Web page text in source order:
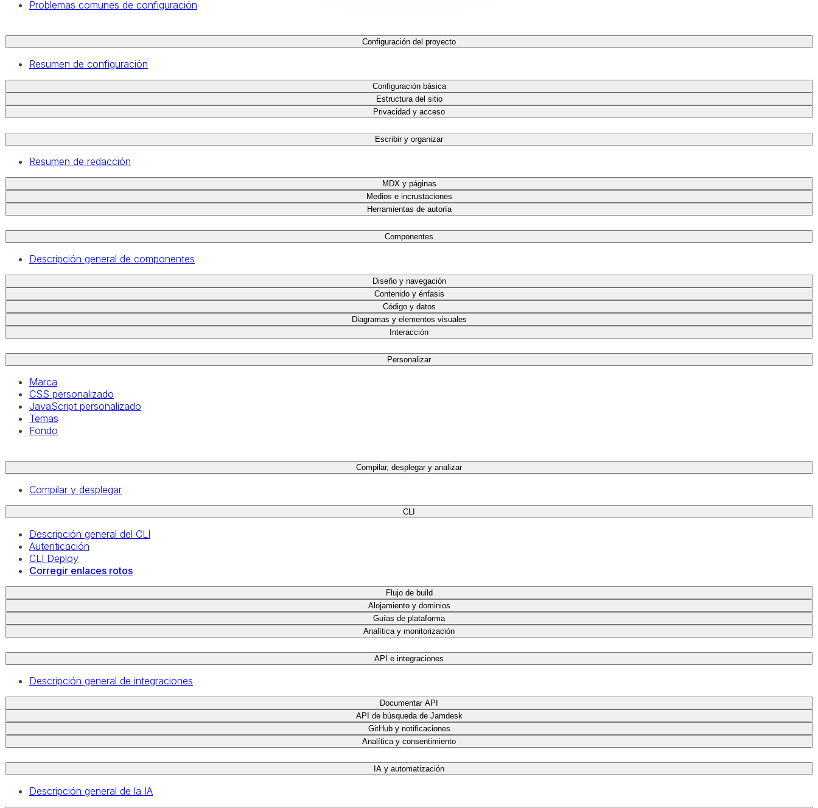
Problemas comunes de configuración
Configuración del proyecto
Resumen de configuración
Configuración básica
Estructura del sitio
Privacidad y acceso
Escribir y organizar
Resumen de redacción
MDX y páginas
Medios e incrustaciones
Herramientas de autoría
Componentes
Descripción general de componentes
Diseño y navegación
Contenido y énfasis
Código y datos
Diagramas y elementos visuales
Interacción
Personalizar
Marca
CSS personalizado
JavaScript personalizado
Temas
Fondo
Compilar, desplegar y analizar
Compilar y desplegar
CLI
Descripción general del CLI
Autenticación
CLI Deploy
Corregir enlaces rotos
Flujo de build
Alojamiento y dominios
Guías de plataforma
Analítica y monitorización
API e integraciones
Descripción general de integraciones
Documentar API
API de búsqueda de Jamdesk
GitHub y notificaciones
Analítica y consentimiento
IA y automatización
Descripción general de la IA